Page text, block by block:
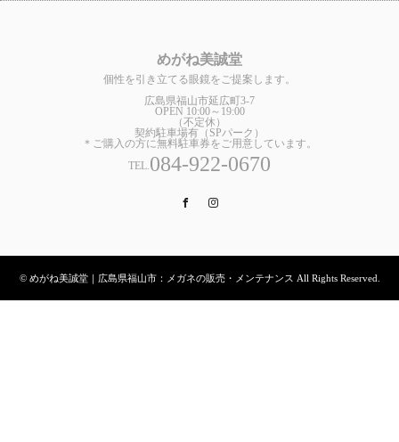
めがね美誠堂
個性を引き立てる眼鏡をご提案します。
広島県福山市延広町3-7
OPEN 10:00～19:00
（不定休）
契約駐車場有（SPパーク）
＊ご購入の方に無料駐車券をご用意しています。
TEL.084-922-0670
Facebook
© めがね美誠堂｜広島県福山市：メガネの販売・メンテナンス All Rights Reserved.